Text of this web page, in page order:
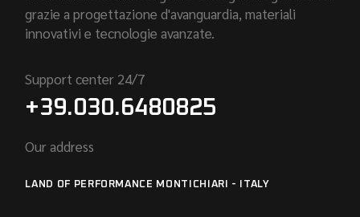
grazie a progettazione d'avanguardia, materiali
innovativi e tecnologie avanzate.
Support center 24/7
+39.030.6480825
Our address
LAND OF PERFORMANCE MONTICHIARI - ITALY